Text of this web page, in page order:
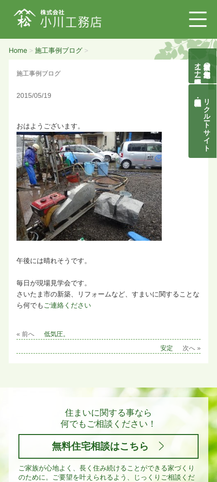
Home> 施工事例ブログ>
施工事例ブログ
2015/05/19
おはようございます。
午後には晴れそうです。
毎日が現場見学会です。
さいたま市の新築、リフォームなど、すまいに関することな
ら何でも ご連絡ください
« 前へ 低気圧。
安定 次へ »
住まいに関する事なら
何でもご相談ください！
無料住宅相談はこちら
ご家族が心地よく、長く住み続けることができる家づくり
のために。
ご要望を叶えられるよう、じっくりご相談くだ
自然素材の無垢木造住宅
オーナー様募集説明会
リクルートサイト